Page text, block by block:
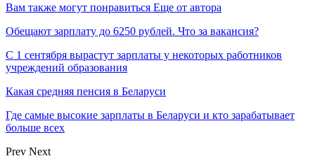
Вам также могут понравиться Еще от автора
Обещают зарплату до 6250 рублей. Что за вакансия?
С 1 сентября вырастут зарплаты у некоторых работников
учреждений образования
Какая средняя пенсия в Беларуси
Где самые высокие зарплаты в Беларуси и кто зарабатывает
больше всех
Prev Next